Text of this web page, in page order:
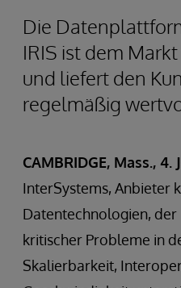
Die
IRIS ist dem
und liefert den
regelmäßig
CAMBRIDGE, Mass., 4.
InterSystems, Anbieter
Datentechnologien,
kritischer Probleme in
Skalierbarkeit,